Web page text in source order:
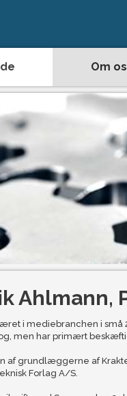
Om os
Ahlmann,
i mediebranchen i små
men har primært
af grundlæggerne af
Forlag A/S.